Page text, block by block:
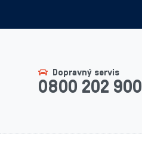
Dopravný servis
0800 202 900